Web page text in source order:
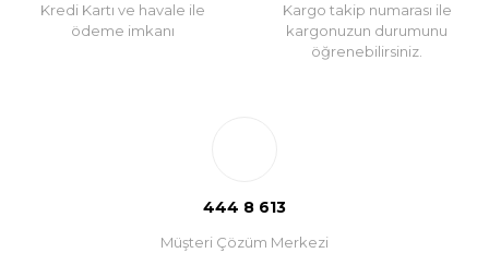
Kredi Kartı ve havale ile
ödeme imkanı
Kargo takip numarası ile
kargonuzun durumunu
öğrenebilirsiniz.
444 8 613
Müşteri Çözüm Merkezi